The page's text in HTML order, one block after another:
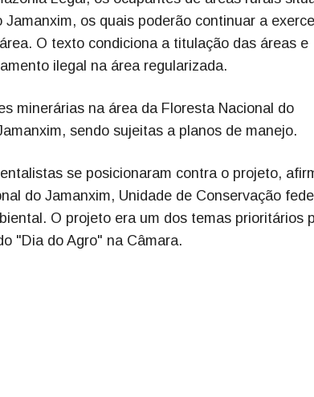
os quais poderão continuar a
O texto condiciona a titulação das áreas e
ilegal na área regularizada.
minerárias na área da Floresta Nacional do
sendo sujeitas a planos de manejo.
se posicionaram contra o projeto,
do Jamanxim, Unidade de Conservação
O projeto era um dos temas prioritários
"Dia do Agro" na Câmara.